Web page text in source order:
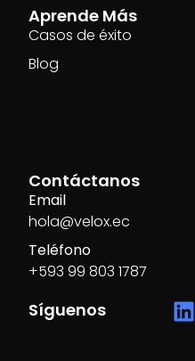
Aprende Más
Casos de éxito
Blog
Contáctanos
Email
hola@velox.ec
Teléfono
+593 99 803 1787
Síguenos